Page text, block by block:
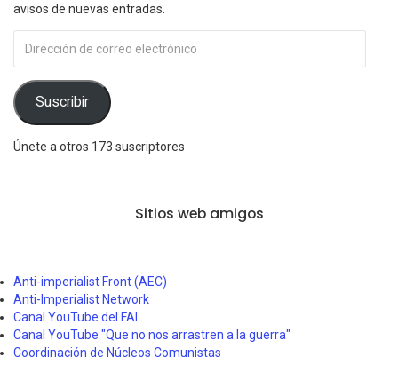
avisos de nuevas entradas.
de
correo
electrónico
Suscribir
Únete a otros 173 suscriptores
Sitios web amigos
Anti-imperialist Front (AEC)
Anti-Imperialist Network
Canal YouTube del FAI
Canal YouTube "Que no nos arrastren a la guerra"
Coordinación de Núcleos Comunistas